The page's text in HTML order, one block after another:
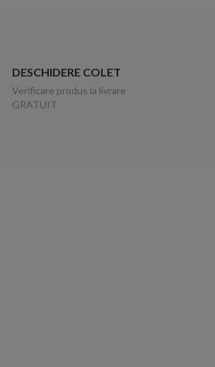
DESCHIDERE COLET
Verificare produs la livrare
GRATUIT